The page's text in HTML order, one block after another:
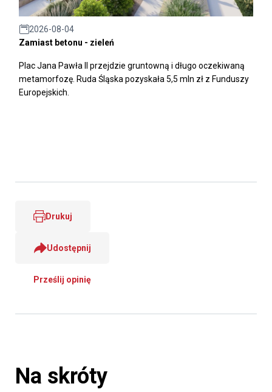
2026-08-04
Zamiast betonu - zieleń
Plac Jana Pawła II przejdzie gruntowną i długo oczekiwaną
metamorfozę. Ruda Śląska pozyskała 5,5 mln zł z Funduszy
Europejskich.
Drukuj
Udostępnij
Prześlij opinię
Na skróty